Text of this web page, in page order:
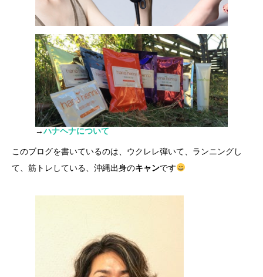
→ハナヘナについて
このブログを書いているのは、ウクレレ弾いて、ランニングし
て、筋トレしている、沖縄出身のキャンです